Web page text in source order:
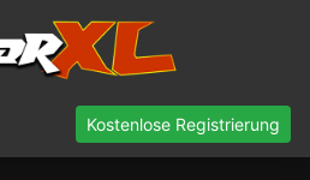
Kostenlose Registrierung